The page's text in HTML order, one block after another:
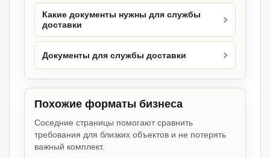
Какие документы нужны для службы
доставки
Документы для службы доставки
Похожие форматы бизнеса
Соседние страницы помогают сравнить
требования для близких объектов и не потерять
важный комплект.